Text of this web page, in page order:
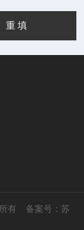
所有 备案号：苏